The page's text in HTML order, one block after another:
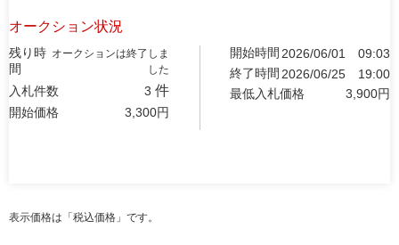
オークション状況
残り時
間
オークションは終了しま
した
入札件数 3 件
開始価格 3,300円
開始時間 2026/06/01
09:03
終了時間 2026/06/25
19:00
最低入札価格
3,900円
表示価格は「税込価格」です。